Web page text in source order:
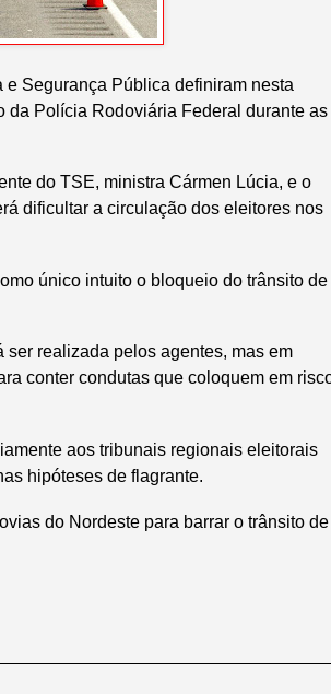
Segurança Pública definiram nesta
da Polícia Rodoviária Federal durante as
do TSE, ministra Cármen Lúcia, e o
dificultar a circulação dos eleitores nos
único intuito o bloqueio do trânsito de
realizada pelos agentes, mas em
conter condutas que coloquem em
aos tribunais regionais eleitorais
hipóteses de flagrante.
do Nordeste para barrar o trânsito de